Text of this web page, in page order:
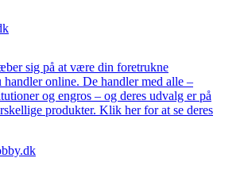
sig på at være din foretrukne
online. De handler med alle –
og engros – og deres udvalg er på
produkter. Klik her for at se deres